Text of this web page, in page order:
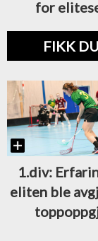
for
FIKK
1.div:
eliten ble